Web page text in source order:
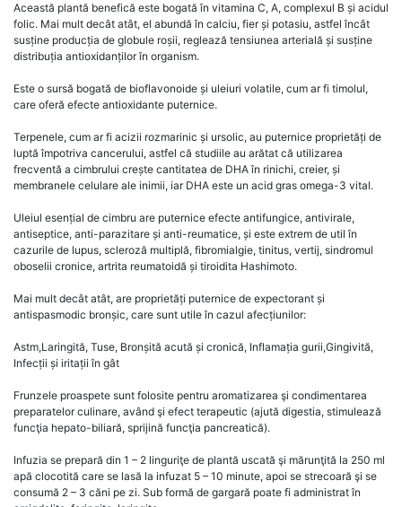
Această plantă benefică este bogată în vitamina C, A, complexul B și acidul
folic. Mai mult decât atât, el abundă în calciu, fier și potasiu, astfel încât
susține producția de globule roșii, reglează tensiunea arterială și susține
distribuția antioxidanților în organism.
Este o sursă bogată de bioflavonoide și uleiuri volatile, cum ar fi timolul,
care oferă efecte antioxidante puternice.
Terpenele, cum ar fi acizii rozmarinic și ursolic, au puternice proprietăți de
luptă împotriva cancerului, astfel că studiile au arătat că utilizarea
frecventă a cimbrului crește cantitatea de DHA în rinichi, creier, și
membranele celulare ale inimii, iar DHA este un acid gras omega-3 vital.
Uleiul esențial de cimbru are puternice efecte antifungice, antivirale,
antiseptice, anti-parazitare și anti-reumatice, și este extrem de util în
cazurile de lupus, scleroză multiplă, fibromialgie, tinitus, vertij, sindromul
oboselii cronice, artrita reumatoidă și tiroidita Hashimoto.
Mai mult decât atât, are proprietăți puternice de expectorant și
antispasmodic bronșic, care sunt utile în cazul afecțiunilor:
Astm,Laringită, Tuse, Bronșită acută și cronică, Inflamația gurii,Gingivită,
Infecții și iritații în gât
Frunzele proaspete sunt folosite pentru aromatizarea şi condimentarea
preparatelor culinare, având şi efect terapeutic (ajută digestia, stimulează
funcţia hepato-biliară, sprijină funcţia pancreatică).
Infuzia se prepară din 1 – 2 linguriţe de plantă uscată şi mărunţită la 250 ml
apă clocotită care se lasă la infuzat 5 – 10 minute, apoi se strecoară şi se
consumă 2 – 3 căni pe zi. Sub formă de gargară poate fi administrat în